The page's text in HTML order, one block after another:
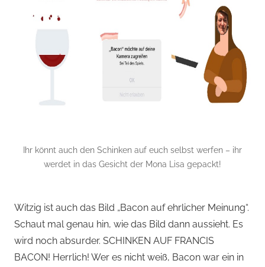
Ihr könnt auch den Schinken auf euch selbst werfen – ihr
werdet in das Gesicht der Mona Lisa gepackt!
Witzig ist auch das Bild „Bacon auf ehrlicher Meinung“.
Schaut mal genau hin, wie das Bild dann aussieht. Es
wird noch absurder. SCHINKEN AUF FRANCIS
BACON! Herrlich! Wer es nicht weiß, Bacon war ein in